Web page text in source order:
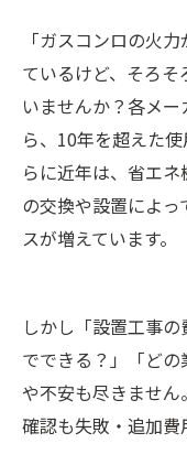
「ガスコンロの火
ているけど、そろそ
いませんか？各メ
ら、10年を超えた
らに近年は、省エ
の交換や設置によ
スが増えています。
しかし「設置工事
でできる？」「ど
や不安も尽きませ
確認も失敗・追加費